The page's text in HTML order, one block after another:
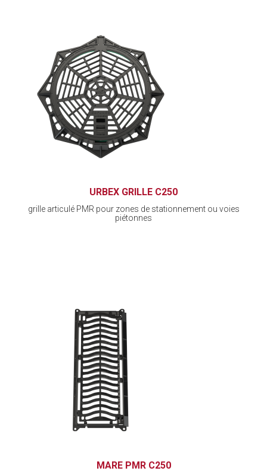
URBEX GRILLE C250
grille articulé PMR pour zones de stationnement ou voies
piétonnes
MARE PMR C250